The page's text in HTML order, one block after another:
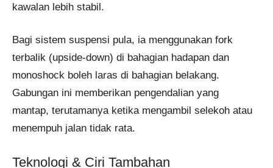
kawalan lebih stabil.
Bagi sistem suspensi pula, ia menggunakan fork
terbalik (upside-down) di bahagian hadapan dan
monoshock boleh laras di bahagian belakang.
Gabungan ini memberikan pengendalian yang
mantap, terutamanya ketika mengambil selekoh atau
menempuh jalan tidak rata.
Teknologi & Ciri Tambahan